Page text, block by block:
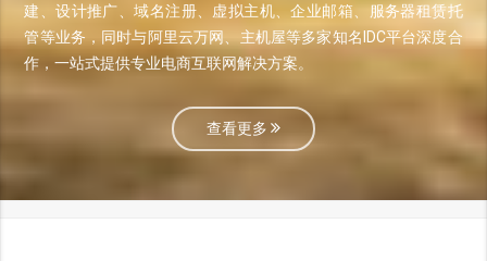
建、设计推广、域名注册、虚拟主机、企业邮箱、服务器租赁托
管等业务，同时与阿里云万网、主机屋等多家知名IDC平台深度合
作，一站式提供专业电商互联网解决方案。
查看更多